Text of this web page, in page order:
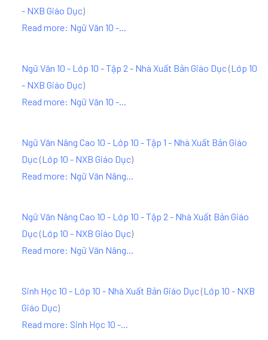
- NXB Giáo Dục)
Read more: Ngữ Văn 10 -...
Ngữ Văn 10 - Lớp 10 - Tập 2 - Nhà Xuất Bản Giáo Dục(Lớp 10
- NXB Giáo Dục)
Read more: Ngữ Văn 10 -...
Ngữ Văn Nâng Cao 10 - Lớp 10 - Tập 1 - Nhà Xuất Bản Giáo
Dục(Lớp 10 - NXB Giáo Dục)
Read more: Ngữ Văn Nâng...
Ngữ Văn Nâng Cao 10 - Lớp 10 - Tập 2 - Nhà Xuất Bản Giáo
Dục(Lớp 10 - NXB Giáo Dục)
Read more: Ngữ Văn Nâng...
Sinh Học 10 - Lớp 10 - Nhà Xuất Bản Giáo Dục(Lớp 10 - NXB
Giáo Dục)
Read more: Sinh Học 10 -...